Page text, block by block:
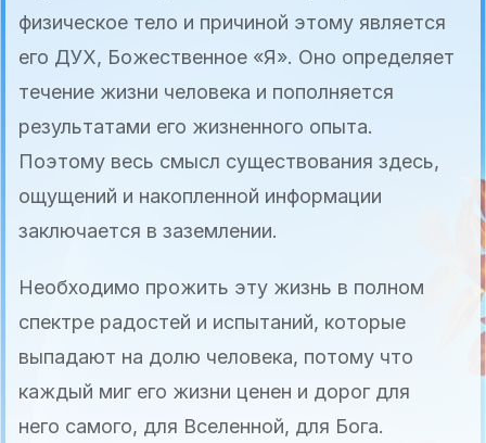
физическое тело и причиной этому является
его ДУХ, Божественное «Я». Оно определяет
течение жизни человека и пополняется
результатами его жизненного опыта.
Поэтому весь смысл существования здесь,
ощущений и накопленной информации
заключается в заземлении.
Необходимо прожить эту жизнь в полном
спектре радостей и испытаний, которые
выпадают на долю человека, потому что
каждый миг его жизни ценен и дорог для
него самого, для Вселенной, для Бога.